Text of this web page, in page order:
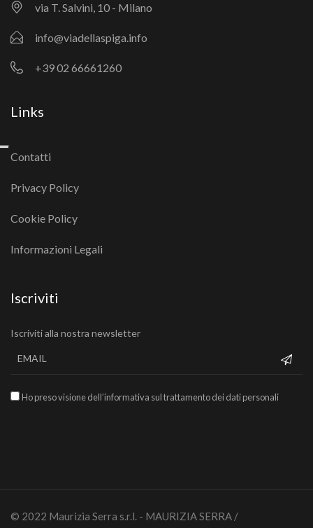
via T. Salvini, 10 - Milano
info@viadellaspiga.info
+39 02 66661260
Links
Contatti
Privacy Policy
Cookie Policy
Informazioni Legali
Iscriviti
Iscriviti alla nostra newsletter
Ho preso visione dell’informativa sul trattamento dei dati personali
© 2022 Maurizia Serra s.r.l. - MAURIZIA SERRA /